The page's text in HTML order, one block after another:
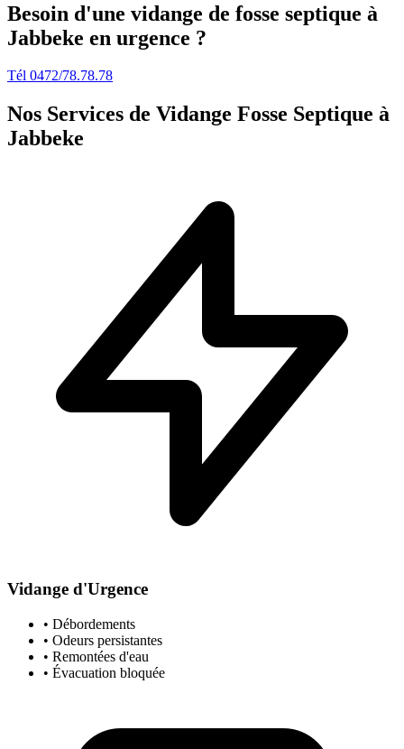
Besoin d'une vidange de fosse septique à
Jabbeke en urgence ?
Tél 0472/78.78.78
Nos Services de Vidange Fosse Septique à
Jabbeke
Vidange d'Urgence
• Débordements
• Odeurs persistantes
• Remontées d'eau
• Évacuation bloquée